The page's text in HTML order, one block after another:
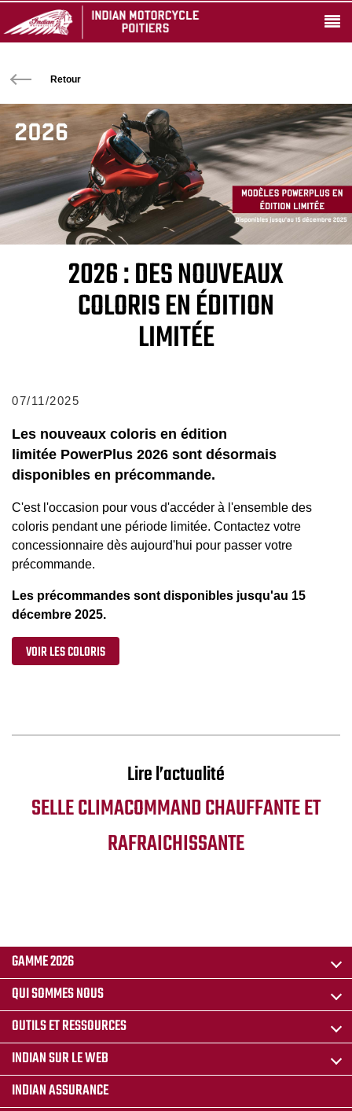
Retour
2026 : DES NOUVEAUX
COLORIS EN ÉDITION
LIMITÉE
07/11/2025
Les nouveaux coloris en édition
limitée PowerPlus 2026 sont désormais
disponibles en précommande.
C'est l'occasion pour vous d'accéder à l'ensemble des
coloris pendant une période limitée. Contactez votre
concessionnaire dès aujourd'hui pour passer votre
précommande.
Les précommandes sont disponibles jusqu'au 15
décembre 2025.
VOIR LES COLORIS
Lire l’actualité
SELLE CLIMACOMMAND CHAUFFANTE ET
RAFRAICHISSANTE
GAMME 2026
QUI SOMMES NOUS
OUTILS ET RESSOURCES
INDIAN SUR LE WEB
INDIAN ASSURANCE